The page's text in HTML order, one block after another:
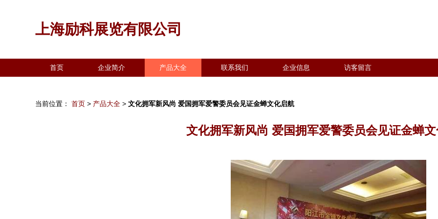
上海励科展览有限公司
首页 企业简介 产品大全 联系我们 企业信息 访客留言
当前位置： 首页 > 产品大全 > 文化拥军新风尚 爱国拥军爱警委员会见证金蝉文化启航
文化拥军新风尚 爱国拥军爱警委员会见证金蝉